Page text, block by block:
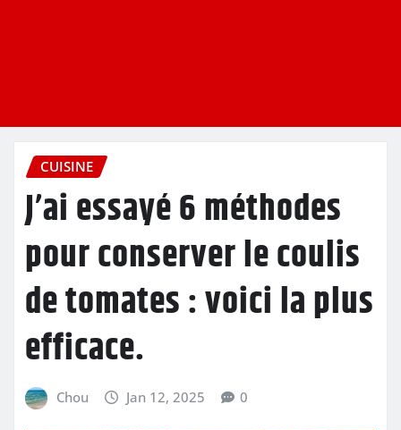
CUISINE
J’ai essayé 6 méthodes
pour conserver le coulis
de tomates : voici la plus
efficace.
Chou Jan 12, 2025 0